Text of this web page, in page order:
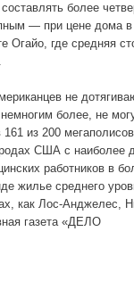
более
— при цене дома
где средняя
не
более, не
из 200
США с
работников в
жилье среднего
как Лос-Анджелес,
газета «ДЕЛО